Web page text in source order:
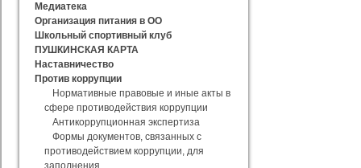
Медиатека
Организация питания в ОО
Школьный спортивный клуб
ПУШКИНСКАЯ КАРТА
Наставничество
Против коррупции
Нормативные правовые и иные акты в
сфере противодействия коррупции
Антикоррупционная экспертиза
Формы документов, связанных с
противодействием коррупции, для
заполнения